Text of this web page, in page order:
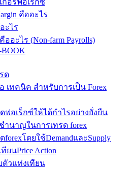
กอร์ฟอเร็กซ์
คืออะไร
ะไร
อะไร (Non-farm Payrolls)
ด
เทคนิค สำหรับการเป็น Forex
ฟอเร็กซ์ให้ได้กำไรอย่างยั่งยืน
นาญในการเทรด forex
โดยใช้DemandและSupply
ยนPrice Action
วแท่งเทียน